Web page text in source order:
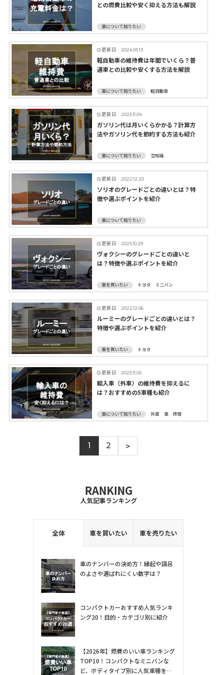
との燃費比較や安く抑える方法も解説
車について知りたい
更新日 2024.05.13
軽自動車の維持費は年間でいくら？普
通車との比較や安くする方法を解説
車について知りたい 軽自動車
更新日 2025.11.04
ガソリン代は月いくらかかる？計算方
法やガソリン代を節約する方法も紹介
車について知りたい 豆知識
更新日 2022.12.20
ソリオのグレードごとの違いとは？特
徴や選ぶポイントを紹介
車について知りたい
更新日 2025.10.29
ヴォクシーのグレードごとの違いと
は？特徴や選ぶポイントを紹介
車を買いたい トヨタ ミニバン
更新日 2022.12.06
ルーミーのグレードごとの違いとは？
特徴や選ぶポイントを紹介
車を買いたい トヨタ
更新日 2025.11.05
輸入車（外車）の維持費を抑えるに
は？おすすめの5車種も紹介
車について知りたい 外車 車 修理
1 2 >
RANKING
人気記事ランキング
全体 車を買いたい 車を売りたい
車のナンバーの決め方！縁起や語呂
のよさや選ばれにくい数字は？
コンパクトカーおすすめ人気ランキ
ング20！目的・カテゴリ別に紹介
【2026年】燃費のいい車ランキング
TOP10！コンパクトなミニバンな
ど、ボディタイプ別に人気車種を専